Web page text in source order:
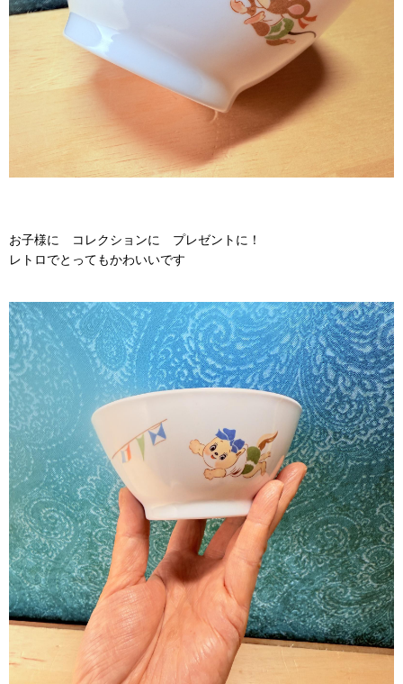
お子様に コレクションに プレゼントに！
レトロでとってもかわいいです